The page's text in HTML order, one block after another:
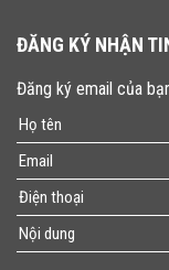
ĐĂNG KÝ NHẬN
Đăng ký email của